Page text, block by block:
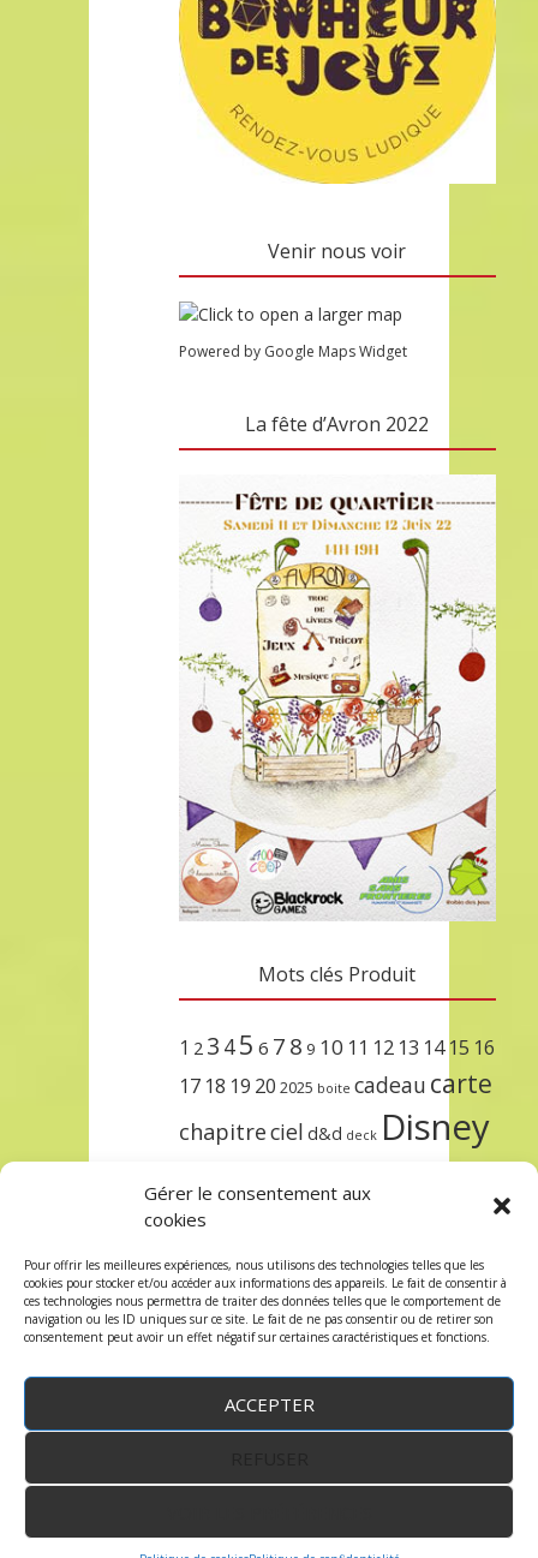
Gérer le consentement aux
cookies
Pour offrir les meilleures expériences, nous utilisons des technologies telles que les
cookies pour stocker et/ou accéder aux informations des appareils. Le fait de consentir à
ces technologies nous permettra de traiter des données telles que le comportement de
navigation ou les ID uniques sur ce site. Le fait de ne pas consentir ou de retirer son
consentement peut avoir un effet négatif sur certaines caractéristiques et fonctions.
ACCEPTER
Venir nous voir
Powered by Google Maps Widget
La fête d’Avron 2022
Mots clés Produit
1 2 3 45 6 7 8 9 10 11 12 13 14 15 16
17 18 19 20 2025 boite cadeau carte
chapitreciel d&d deck Disney
lorcana
protègeprécommandesetsleeve
terre trois unlockursula étincelant
Copyright © 2023 robindesjeux.com -Mentions